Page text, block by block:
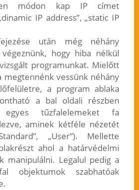
módon kap IP címet
IP address”, „static IP
után még néhány
hogy hiba nélkül
programunkat. Mielőtt
megtennénk vessünk néhány
a program ablaka
a bal oldali részben
tűzfalelemeket fa
aminek kétféle nézetét
„User”). Mellette
ahol a határvédelmi
manipulálni. Legalul pedig a
objektumok szabhatóak